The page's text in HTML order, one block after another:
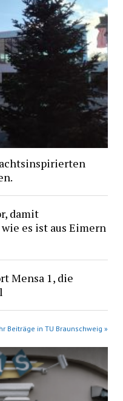
damit
es ist aus Eimern
Mensa 1, die
Beiträge in TU Braunschweig »